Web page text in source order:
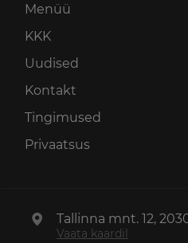
Menüü
KKK
Uudised
Kontakt
Tingimused
Privaatsus
Tallinna mnt. 12,
Vaata kaardil